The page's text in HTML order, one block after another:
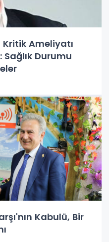
Kritik Ameliyatı
Sağlık Durumu
Kabulü, Bir